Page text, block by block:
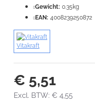
VERDER
€ 5,51
Excl. BTW: € 4,55
Gewicht: 0.35kg
EAN: 4008239250872
Vitakraft